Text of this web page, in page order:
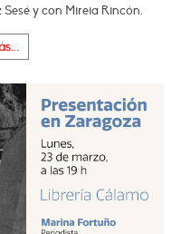
y con Mireia Rincón.